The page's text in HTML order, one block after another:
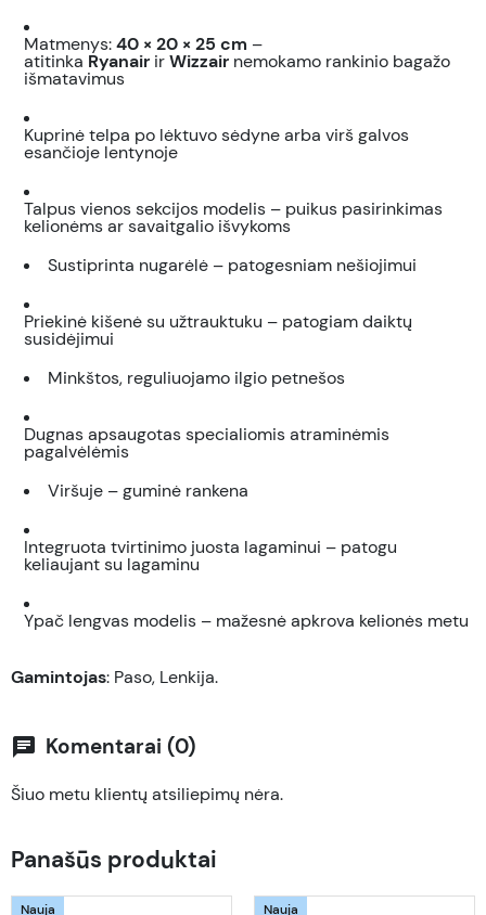
Matmenys:40 × 20 × 25 cm –
atitinka Ryanair irWizzair nemokamo rankinio bagažo
išmatavimus
Kuprinė telpa po lėktuvo sėdyne arba virš galvos
esančioje lentynoje
Talpus vienos sekcijos modelis – puikus pasirinkimas
kelionėms ar savaitgalio išvykoms
Sustiprinta nugarėlė – patogesniam nešiojimui
Priekinė kišenė su užtrauktuku – patogiam daiktų
susidėjimui
Minkštos, reguliuojamo ilgio petnešos
Dugnas apsaugotas specialiomis atraminėmis
pagalvėlėmis
Viršuje – guminė rankena
Integruota tvirtinimo juosta lagaminui – patogu
keliaujant su lagaminu
Ypač lengvas modelis – mažesnė apkrova kelionės metu
Gamintojas: Paso, Lenkija.
chat Komentarai (0)
Šiuo metu klientų atsiliepimų nėra.
Panašūs produktai
Nauja Nauja